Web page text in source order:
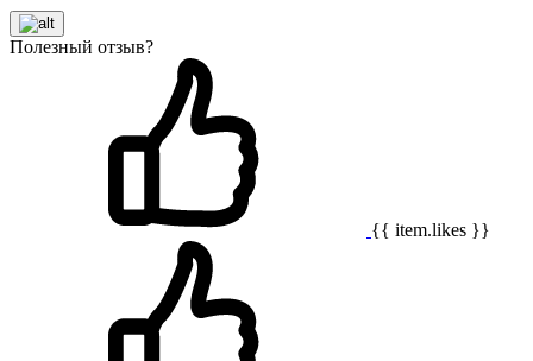
Полезный отзыв?
{{ item.likes }}